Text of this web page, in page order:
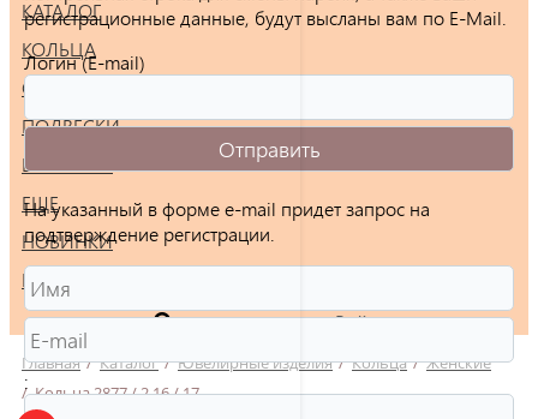
КАТАЛОГ
КОЛЬЦА
СЕРЬГИ
ПОДВЕСКИ
БРАСЛЕТЫ
ЕЩЕ
НОВИНКИ
РАСПРОДАЖА
Войти
Главная / Каталог / Ювелирные изделия / Кольца / Женские
/ Кольца 2877 / 2.16 / 17
регистрационные данные, будут высланы вам по E-Mail.
Логин (E-mail)
На указанный в форме e-mail придет запрос на
подтверждение регистрации.
: